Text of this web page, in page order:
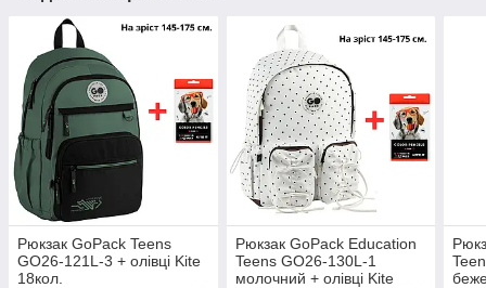
Рюкзак GoPack Teens
GO26-121L-3 + олівці Kite
18кол.
Рюкзак GoPack Education
Teens GO26-130L-1
молочний + олівці Kite